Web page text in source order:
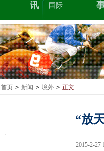
讯
国际
首页 > 新闻 > 境外 > 正文
“放
2015-2-27